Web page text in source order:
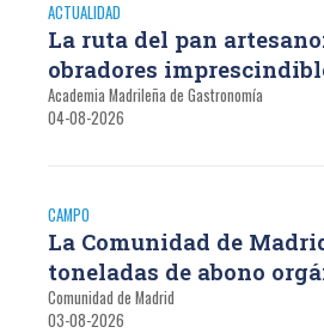
ACTUALIDAD
La ruta del pan
obradores
Academia Madrileña de Gastronomía
04-08-2026
CAMPO
La Comunidad de
toneladas de abono
Comunidad de Madrid
03-08-2026